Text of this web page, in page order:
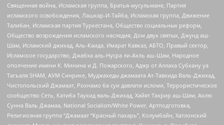
Священная война, Исламская группа, Братья-мусульмане, Партия
исламского освобождения, Лашкар-И-Тайба, Исламская группа, Движение
Талибан, Исламская партия Туркестана, Общество социальных реформ,
Общество возрождения исламского наследия, Дом двух святых, Джунд аш-
Шам, Исламский джихад, Аль-Каида, Имарат Кавказ, АБТО, Правый сектор,
Исламское государство, Джабха аль-Нусра ли-Ахль аш-Шам, Народное
ополчение имени К. Минина и Д. Пожарского, Аджр от Аллаха Субхану уа
Тагьаля SHAM, АУМ Синрике, Муджахеды джамаата Ат-Тавхида Валь-Джихад,
Чистопольский Джамаат, Рохнамо ба суи давлати исломи, Террористическое
сообщество Сеть, Катиба Таухид валь-Джихад, Хайят Тахрир аш-Шам, Ахлю
Сунна Валь Джамаа, National Socialism/White Power, Артподготовка,
Религиозная группа “Джамаат “Красный пахарь”, Колумбайн, Хатлонский